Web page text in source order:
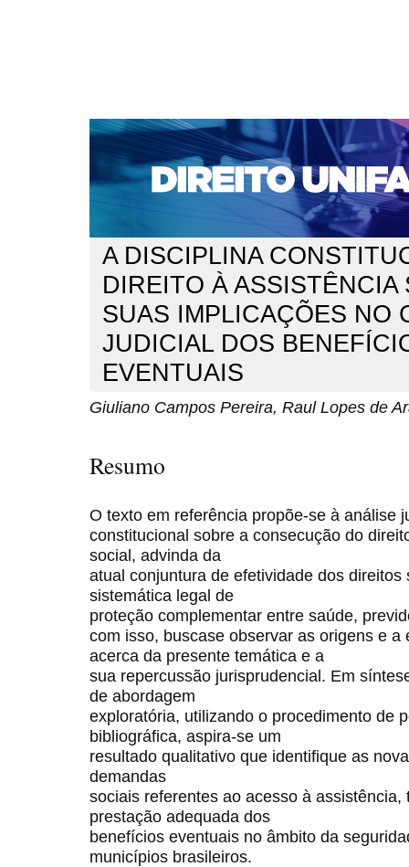
CAPA SOBRE ACESSO CADASTRO
NOTÍCIAS
EDIÇÕES DE Nº 1 A 100 WEBMAIL
Capa>n. 312 (2026) > Pereira
A DISCIPLINA
DIREITO À ASSISTÊNCIA
SUAS IMPLICAÇÕES NO
JUDICIAL DOS
EVENTUAIS
Giuliano Campos Pereira, Raul Lopes de
Resumo
O texto em referência propõe-se à análise
constitucional sobre a consecução do
social, advinda da
atual conjuntura de efetividade dos direitos
sistemática legal de
proteção complementar entre saúde,
com isso, buscase observar as origens e
acerca da presente temática e a
sua repercussão jurisprudencial. Em
de abordagem
exploratória, utilizando o procedimento de
bibliográfica, aspira-se um
resultado qualitativo que identifique as
demandas
sociais referentes ao acesso à
prestação adequada dos
benefícios eventuais no âmbito da
municípios brasileiros.